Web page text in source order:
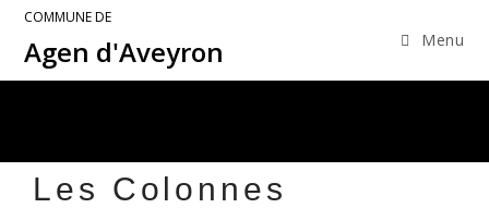
COMMUNE DE
Agen d'Aveyron Menu
Les Colonnes